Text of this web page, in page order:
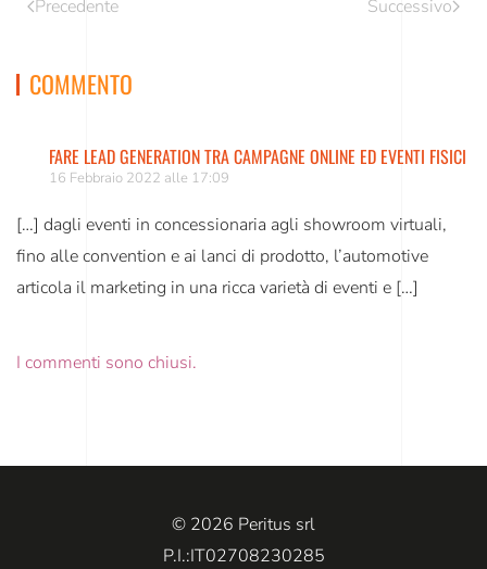
Precedente Successivo
COMMENTO
FARE LEAD GENERATION TRA CAMPAGNE ONLINE ED EVENTI FISICI
16 Febbraio 2022 alle 17:09
[…] dagli eventi in concessionaria agli showroom virtuali,
fino alle convention e ai lanci di prodotto, l’automotive
articola il marketing in una ricca varietà di eventi e […]
I commenti sono chiusi.
© 2026 Peritus srl
P.I.:IT02708230285